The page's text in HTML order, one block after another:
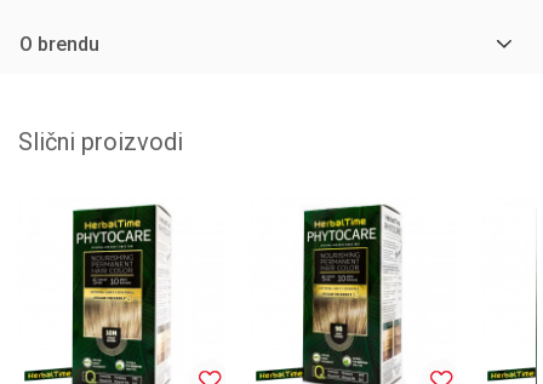
O brendu
Slični proizvodi